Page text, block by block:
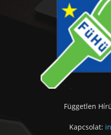
Független
Kapcsolat: